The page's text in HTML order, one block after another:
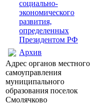
социально-
экономического
развития,
определенных
Президентом РФ
Архив
Адрес органов местного
самоуправления
муниципального
образования поселок
Смолячково